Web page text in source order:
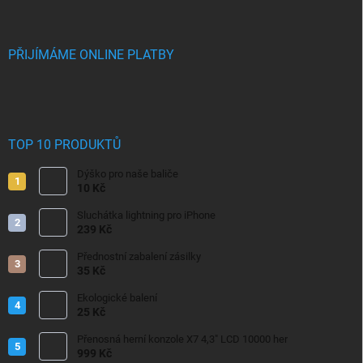
PŘIJÍMÁME ONLINE PLATBY
TOP 10 PRODUKTŮ
Dýško pro naše baliče
10 Kč
Sluchátka lightning pro iPhone
239 Kč
Přednostní zabalení zásilky
35 Kč
Ekologické balení
25 Kč
Přenosná herní konzole X7 4,3" LCD 10000 her
999 Kč